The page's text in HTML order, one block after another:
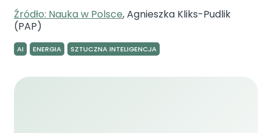
Źródło: Nauka w Polsce, Agnieszka Kliks-Pudlik
(PAP)
AI ENERGIA SZTUCZNA INTELIGENCJA